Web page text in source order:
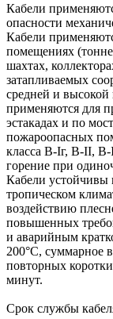
Кабели
опасности
Кабели
помещениях
шахтах,
затапливаемых
средней и
применяются для
эстакадах и по
пожароопасных
класса В-Iг, В-II,
горение при
Кабели устойчивы
тропическом
воздействию
повышенных
и аварийным
200°С, суммарное
повторных
минут.
Срок службы